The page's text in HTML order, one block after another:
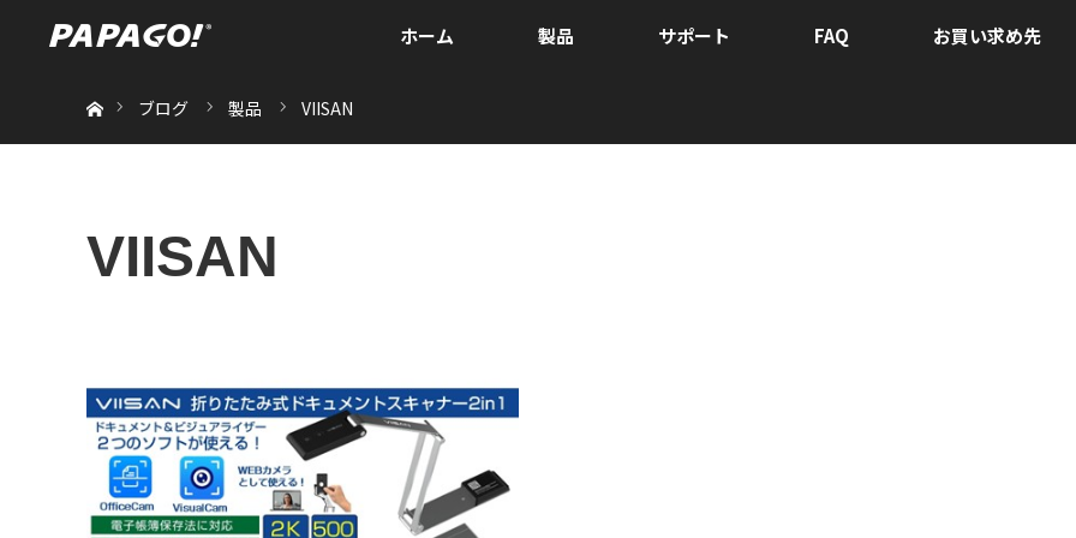
ホーム 製品 サポート FAQ お買い求め先
ブログ
製品 VIISAN
VIISAN